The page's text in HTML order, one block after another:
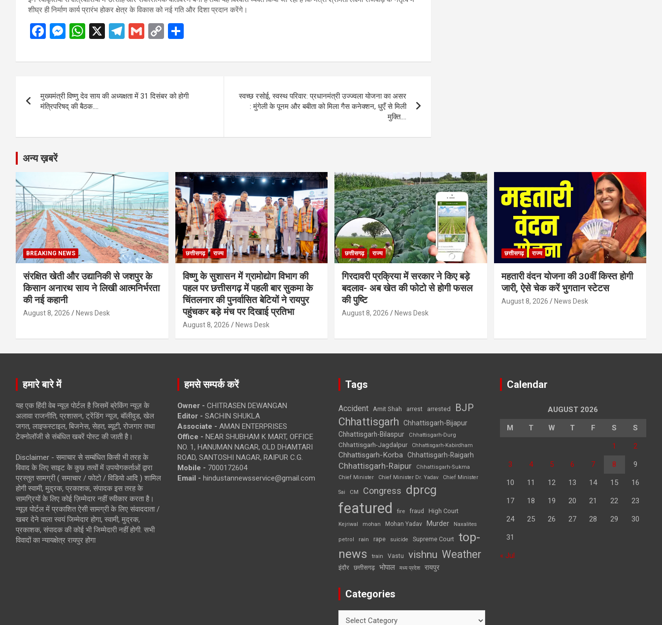
शीघ्र ही निर्माण कार्य प्रारंभ होकर क्षेत्र के विकास को नई गति और दिशा प्रदान करेंगे।
F
ce
o
o
M
se
g
er
W
at
A
p
X
T
e
a
G
ail
C
py
n
ar
navigation
मुख्यमंत्री विष्णु देव साय की अध्यक्षता में 31 दिसंबर को होगी
मंत्रिपरिषद् की बैठक….
स्वच्छ रसोई, स्वस्थ परिवार: प्रधानमंत्री उज्ज्वला योजना का असर
: मुंगेली के पूनम और बबीता को मिला गैस कनेक्शन, धुएँ से मिली
मुक्ति….
अन्य ख़बरें
BREAKING NEWS
संरक्षित खेती और उद्यानिकी से जशपुर के
किसान अनारथ साय ने लिखी आत्मनिर्भरता
की नई कहानी
August 8, 2026 News Desk
छत्तीसगढ़ राज्य
विष्णु के सुशासन में ग्रामोद्योग विभाग की
पहल पर छत्तीसगढ़ में पहली बार सुकमा के
चिंतलनार की पुनर्वासित बेटियों ने रायपुर
पहुंचकर बड़े मंच पर दिखाई प्रतिभा
August 8, 2026 News Desk
छत्तीसगढ़ राज्य
गिरदावरी प्रक्रिया में सरकार ने किए बड़े
बदलाव- अब खेत की फोटो से होगी फसल
की पुष्टि
August 8, 2026 News Desk
छत्तीसगढ़ राज्य
महतारी वंदन योजना की 30वीं किस्त होगी
जारी, ऐसे चेक करें भुगतान स्टेटस
August 8, 2026 News Desk
हमारे बारे में
यह एक हिंदी वेब न्यूज़ पोर्टल है जिसमें ब्रेकिंग न्यूज़ के
अलावा राजनीति, प्रशासन, ट्रेंडिंग न्यूज, बॉलीवुड, खेल
जगत, लाइफस्टाइल, बिजनेस, सेहत, ब्यूटी, रोजगार तथा
टेक्नोलॉजी से संबंधित खबरें पोस्ट की जाती है।
Disclaimer - समाचार से सम्बंधित किसी भी तरह के
विवाद के लिए साइट के कुछ तत्वों में उपयोगकर्ताओं द्वारा
प्रस्तुत सामग्री ( समाचार / फोटो / विडियो आदि ) शामिल
होगी स्वामी, मुद्रक, प्रकाशक, संपादक इस तरह के
सामग्रियों के लिए कोई ज़िम्मेदार नहीं स्वीकार करता है।
न्यूज़ पोर्टल में प्रकाशित ऐसी सामग्री के लिए संवाददाता /
खबर देने वाला स्वयं जिम्मेदार होगा, स्वामी, मुद्रक,
प्रकाशक, संपादक की कोई भी जिम्मेदारी नहीं होगी. सभी
विवादों का न्यायक्षेत्र रायपुर होगा
हमसे सम्पर्क करें
Owner - CHITRASEN DEWANGAN
Editor - SACHIN SHUKLA
Associate - AMAN ENTERPRISES
Office - NEAR SHUBHAM K MART, OFFICE
NO. 1, HANUMAN NAGAR, OLD DHAMTARI
ROAD, SANTOSHI NAGAR, RAIPUR C.G.
Mobile - 7000172604
Email - hindustannewsservice@gmail.com
Tags
Accident Amit Shah arrest arrested BJP
Chhattisgarh
Chhattisgarh-Bijapur
Chhattisgarh-Bilaspur
Chhattisgarh-Durg
Chhattisgarh-Jagdalpur Chhattisgarh-Kabirdham
Chhattisgarh-Korba Chhattisgarh-Raigarh
Chhattisgarh-Raipur
Chhattisgarh-Sukma
Chief Minister
Chief Minister Dr. Yadav Chief Minister
Sai CM Congress dprcg
featured fire fraud High Court
Kejriwal mohan Mohan Yadav Murder Naxalites
petrol rain rape suicide Supreme Court top-
news
train Vastu vishnu Weather
इंदौर छत्तीसगढ़ भोपाल मध्य प्रदेश रायपुर
Categories
Calendar
AUGUST 2026
M T W T F S S
1 2
3 4 5 6 7 8 9
10 11 12 13 14 15 16
17 18 19 20 21 22 23
24 25 26 27 28 29 30
31
« Jul